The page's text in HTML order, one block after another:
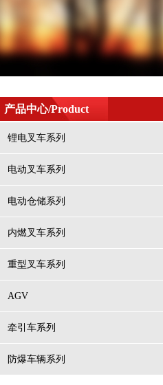
产品中心/Product
锂电叉车系列
电动叉车系列
电动仓储系列
内燃叉车系列
重型叉车系列
AGV
牵引车系列
防爆车辆系列
高举升仓储式AGV（专用式）
G系列8.5-10吨锂电池叉车